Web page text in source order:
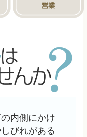
内側にかけ
びれがある